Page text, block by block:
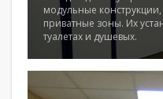
модульные
приватные зоны. Их
туалетах и душевых.